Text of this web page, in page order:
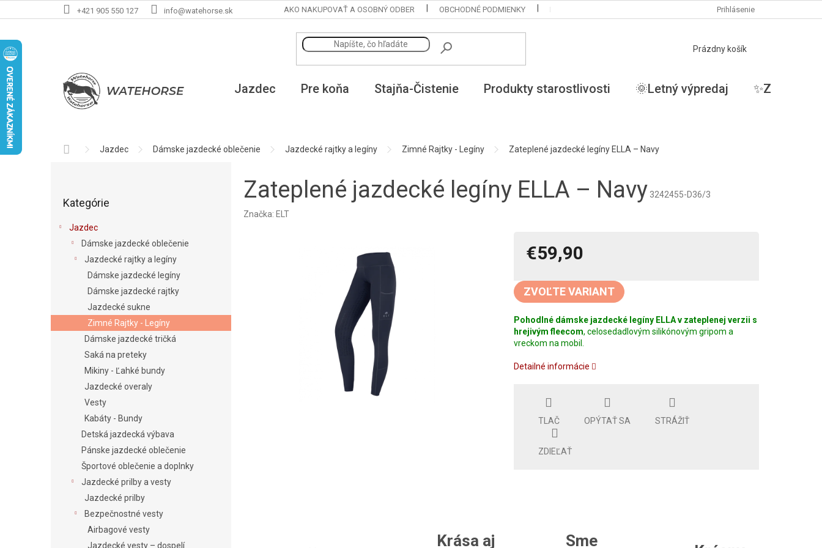
na
+421 905 550 127 info@watehorse.sk AKO NAKUPOVAŤ A OSOBNÝ ODBER OBCHODNÉ PODMIENKY PODMIENKY OCHRANY OSOBNÝCH ÚDAJOV MOJA OBJEDNÁVKA
Prihlásenie
NÁKUPNÝ
Prázdny košík
Jazdec Pre koňa Stajňa-Čistenie Produkty starostlivosti 🌞Letný výpredaj ✨ZĽAVY✨
DomovJazdec Dámske jazdecké oblečenie Jazdecké rajtky a legíny Zimné Rajtky - Legíny Zateplené jazdecké legíny ELLA – Navy
kategórie
Kategórie
Jazdec
Dámske jazdecké oblečenie
Jazdecké rajtky a legíny
Dámske jazdecké legíny
Dámske jazdecké rajtky
Jazdecké sukne
Zimné Rajtky - Legíny
Dámske jazdecké tričká
Saká na preteky
Mikiny - Ľahké bundy
Jazdecké overaly
Vesty
Kabáty - Bundy
Detská jazdecká výbava
Pánske jazdecké oblečenie
Športové oblečenie a doplnky
Jazdecké prilby a vesty
Jazdecké prilby
Bezpečnostné vesty
Airbagové vesty
Jazdecké vesty – dospelí
Zateplené jazdecké legíny ELLA – Navy 3242455-D36/3
Značka: ELT
€59,90
cena:
ZVOĽTE VARIANT
Pohodlné dámske jazdecké legíny ELLA v zateplenej verzii s
hrejivým fleecom, celosedadlovým silikónovým gripom a
vreckom na mobil.
Detailné informácie
TLAČ OPÝTAŤ SA STRÁŽIŤ
ZDIEĽAŤ
Krása aj
Sme